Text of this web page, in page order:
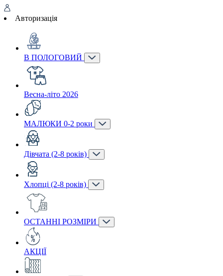
Авторизація
В ПОЛОГОВИЙ
Весна-літо 2026
МАЛЮКИ 0-2 роки
Дівчата (2-8 років)
Хлопці (2-8 років)
ОСТАННІ РОЗМІРИ
АКЦІЇ